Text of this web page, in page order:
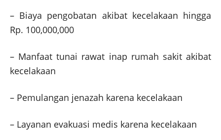
– Biaya pengobatan akibat kecelakaan hingga
Rp. 100,000,000
– Manfaat tunai rawat inap rumah sakit akibat
kecelakaan
– Pemulangan jenazah karena kecelakaan
– Layanan evakuasi medis karena kecelakaan